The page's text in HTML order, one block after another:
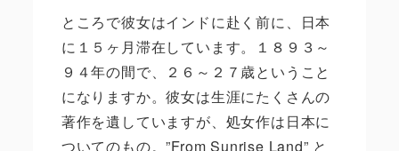
ところで彼女はインドに赴く前に、日本
に１５ヶ月滞在しています。１８９３～
９４年の間で、２６～２７歳ということ
になりますか。彼女は生涯にたくさんの
著作を遺していますが、処女作は日本に
ついてのもの。”From Sunrise Land” と